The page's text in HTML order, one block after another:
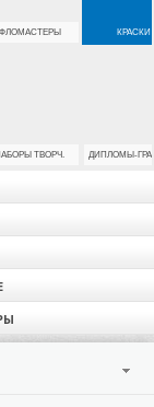
ФЛОМАСТЕРЫ КРАСКИ
ТВОРЧ. ДИПЛОМЫ-